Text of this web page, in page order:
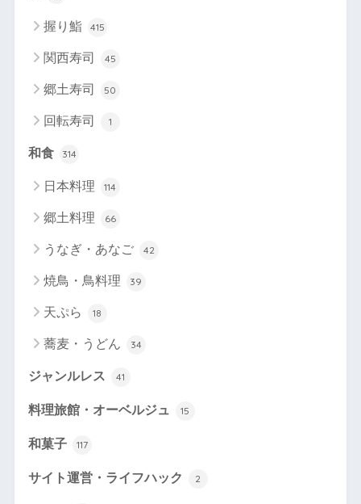
握り鮨 415
関西寿司 45
郷土寿司 50
回転寿司 1
和食 314
日本料理 114
郷土料理 66
うなぎ・あなご 42
焼鳥・鳥料理 39
天ぷら 18
蕎麦・うどん 34
ジャンルレス 41
料理旅館・オーベルジュ 15
和菓子 117
サイト運営・ライフハック 2